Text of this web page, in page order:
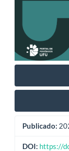
Publicado:
DOI: https://